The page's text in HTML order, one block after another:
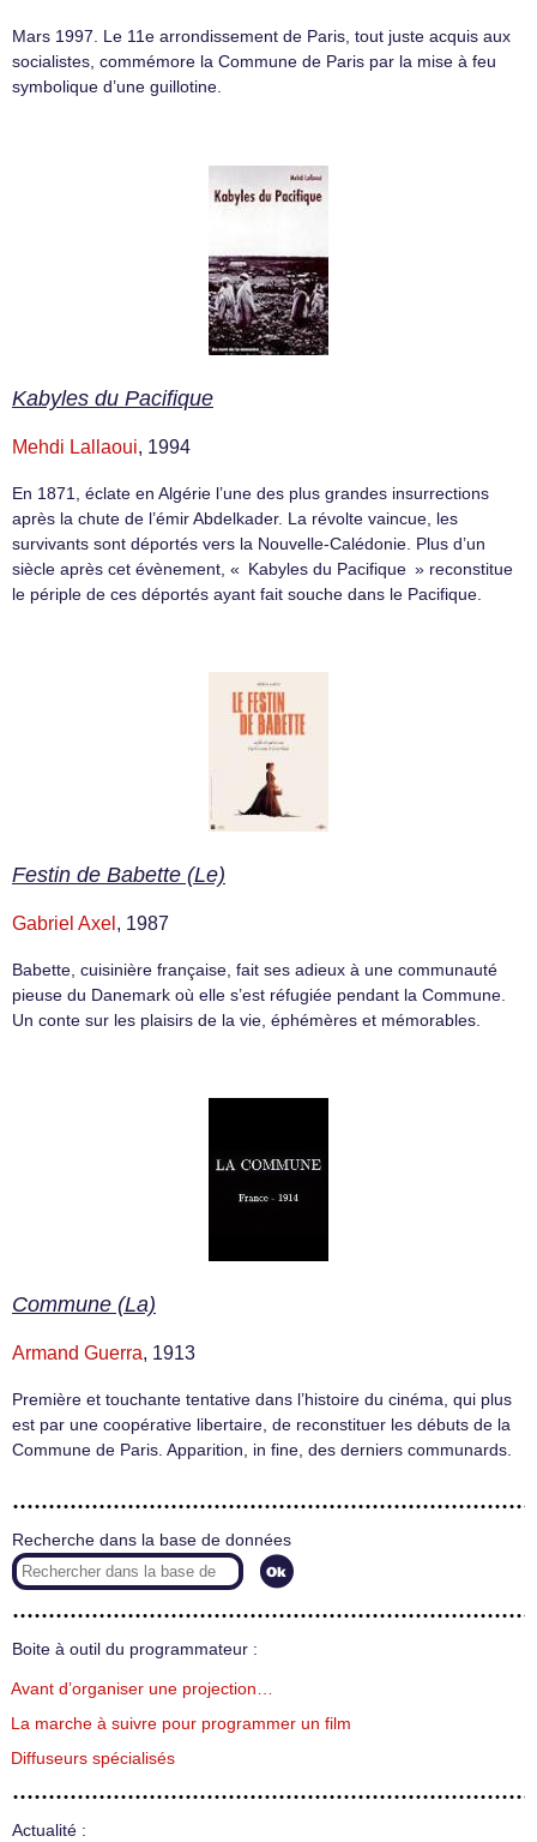
Mars 1997. Le 11e arrondissement de Paris, tout juste acquis aux
socialistes, commémore la Commune de Paris par la mise à feu
symbolique d’une guillotine.
Kabyles du Pacifique
Mehdi Lallaoui, 1994
En 1871, éclate en Algérie l’une des plus grandes insurrections
après la chute de l’émir Abdelkader. La révolte vaincue, les
survivants sont déportés vers la Nouvelle-Calédonie. Plus d’un
siècle après cet évènement, « Kabyles du Pacifique » reconstitue
le périple de ces déportés ayant fait souche dans le Pacifique.
Festin de Babette (Le)
Gabriel Axel , 1987
Babette, cuisinière française, fait ses adieux à une communauté
pieuse du Danemark où elle s’est réfugiée pendant la Commune.
Un conte sur les plaisirs de la vie, éphémères et mémorables.
Commune (La)
Armand Guerra, 1913
Première et touchante tentative dans l’histoire du cinéma, qui plus
est par une coopérative libertaire, de reconstituer les débuts de la
Commune de Paris. Apparition, in fine, des derniers communards.
Recherche dans la base de données
Boite à outil du programmateur :
Avant d’organiser une projection…
La marche à suivre pour programmer un film
Diffuseurs spécialisés
Actualité :